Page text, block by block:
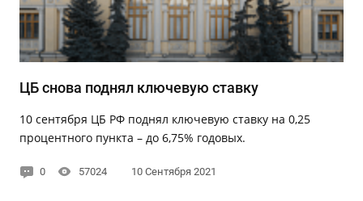
ЦБ снова поднял ключевую ставку
10 сентября ЦБ РФ поднял ключевую ставку на 0,25
процентного пункта – до 6,75% годовых.
0 57024 10 Сентября 2021